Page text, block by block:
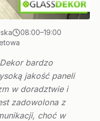
08:00–19:00
bardzo
jakość paneli
w doradztwie i
zadowolona z
choć w